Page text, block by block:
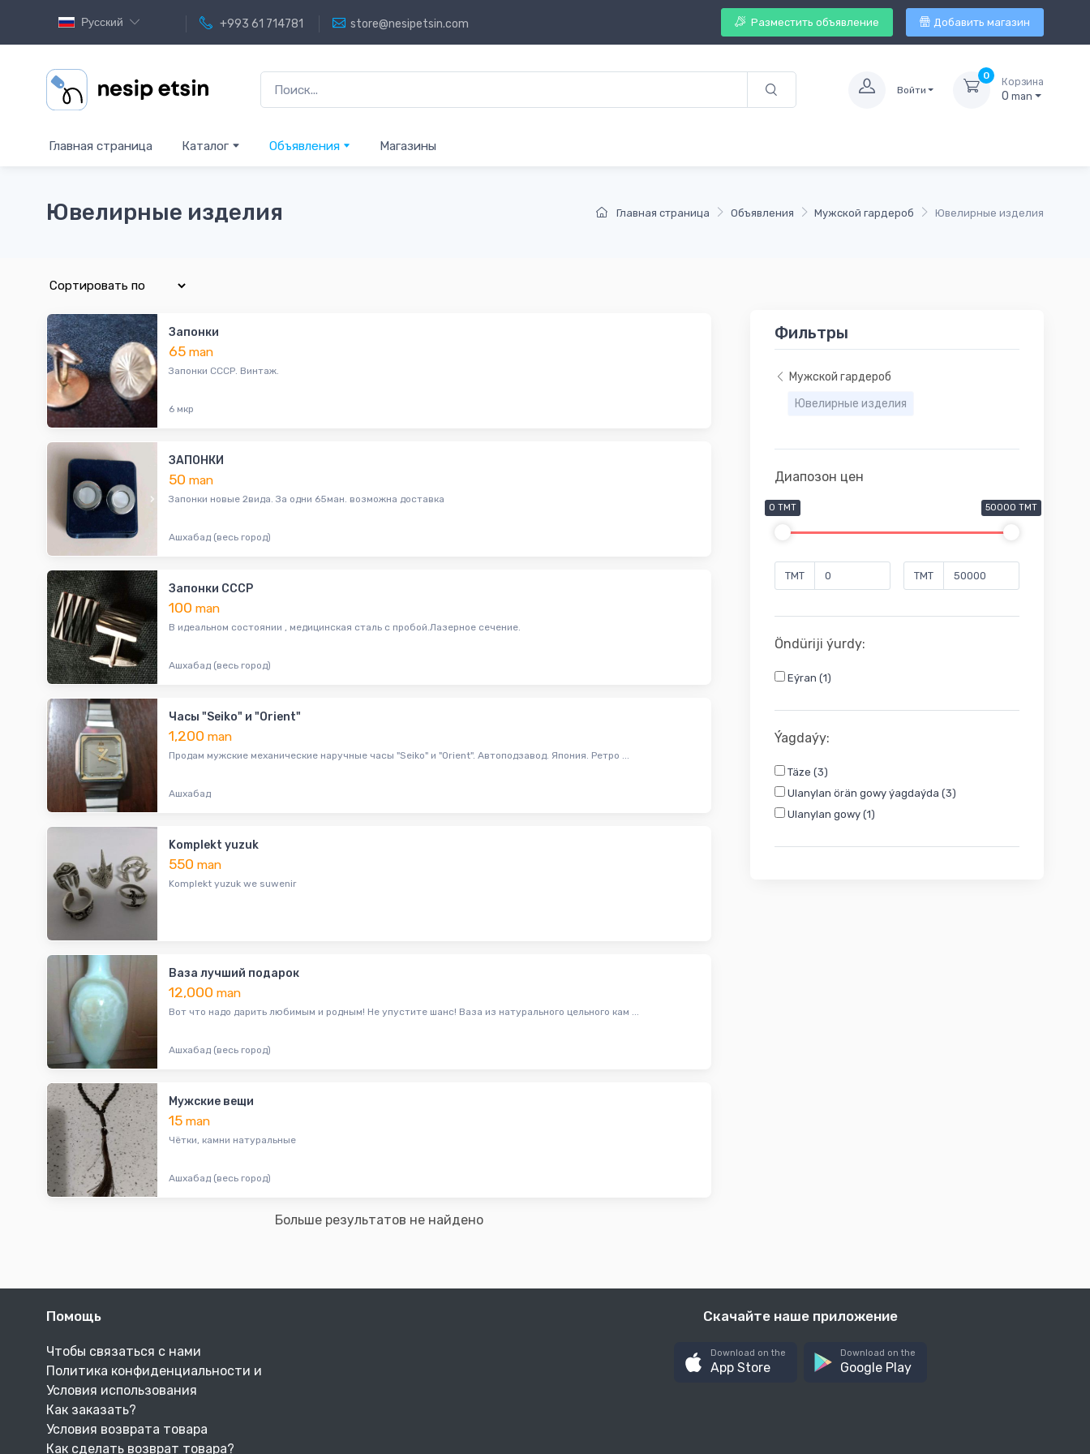
Русский +993 61 714781 store@nesipetsin.com Разместить объявление Добавить магазин
Войти
0
Корзина
0 man
Главная страница Каталог Объявления Магазины
Главная страница Объявления Мужской гардероб Ювелирные изделия
Ювелирные изделия
Запонки
65man
Запонки СССР. Винтаж.
6 мкр
ЗАПОНКИ
50man
Запонки новые 2вида. За одни 65ман. возможна доставка
Ашхабад (весь город)
Запонки СССР
100man
В идеальном состоянии , медицинская сталь с пробой.Лазерное сечение.
Ашхабад (весь город)
Часы "Seiko" и "Orient"
1,200man
Продам мужские механические наручные часы "Seiko" и "Orient". Автоподзавод. Япония. Ретро ...
Ашхабад
Komplekt yuzuk
550man
Komplekt yuzuk we suwenir
Ваза лучший подарок
12,000man
Вот что надо дарить любимым и родным! Не упустите шанс! Ваза из натурального цельного кам ...
Ашхабад (весь город)
Мужские вещи
15man
Чётки, камни натуральные
Ашхабад (весь город)
Больше результатов не найдено
Фильтры
Мужской гардероб
Ювелирные изделия
Диапозон цен
0 TMT 50000 TMT
TMT TMT
Öndüriji ýurdy:
Eýran (1)
Ýagdaýy:
Täze (3)
Ulanylan örän gowy ýagdaýda (3)
Ulanylan gowy (1)
Помощь
Чтобы связаться с нами
Политика конфиденциальности и
Условия использования
Как заказать?
Условия возврата товара
Как сделать возврат товара?
Скачайте наше приложение
Download on the
App Store
Download on the
Google Play